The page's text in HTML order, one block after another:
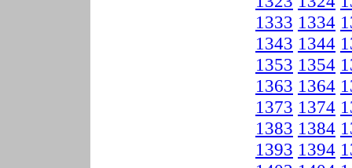
1333 1334
1343 1344
1353 1354
1363 1364
1373 1374
1383 1384
1393 1394